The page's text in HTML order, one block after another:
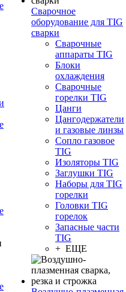
Сварочное
оборудование для TIG
сварки
Сварочные
аппараты TIG
Блоки
охлаждения
Сварочные
горелки TIG
Цанги
Цангодержатели
и газовые линзы
Сопло газовое
TIG
Изоляторы TIG
Заглушки TIG
Наборы для TIG
горелки
Головки TIG
горелок
Запасные части
TIG
+ ЕЩЕ